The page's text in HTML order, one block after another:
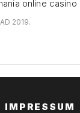
online
2019.
IMPRESSUM